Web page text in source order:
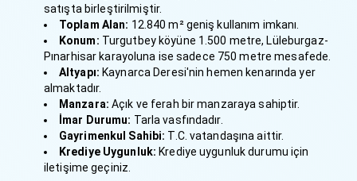
satışta birleştirilmiştir.
Toplam Alan: 12.840 m² geniş kullanım imkanı.
Konum: Turgutbey köyüne 1.500 metre, Lüleburgaz-
Pınarhisar karayoluna ise sadece 750 metre mesafede.
Altyapı: Kaynarca Deresi'nin hemen kenarında yer
almaktadır.
Manzara: Açık ve ferah bir manzaraya sahiptir.
İmar Durumu: Tarla vasfındadır.
Gayrimenkul Sahibi: T.C. vatandaşına aittir.
Krediye Uygunluk: Krediye uygunluk durumu için
iletişime geçiniz.